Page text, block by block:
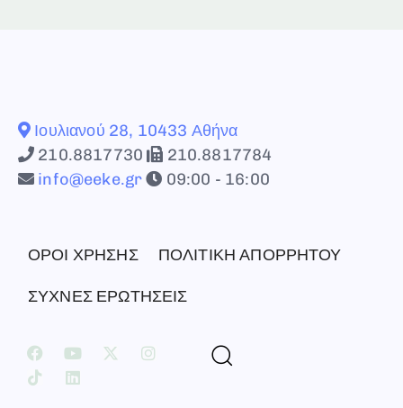
Ιουλιανού 28, 10433 Αθήνα
210.8817730
210.8817784
info@eeke.gr
09:00 - 16:00
ΟΡΟΙ ΧΡΗΣΗΣ ΠΟΛΙΤΙΚΗ ΑΠΟΡΡΗΤΟΥ
ΣΥΧΝΕΣ ΕΡΩΤΗΣΕΙΣ